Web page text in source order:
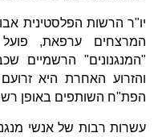
יו"ר הרשות הפלסטינית
המרצחים ערפאת,
"המנגנונים" הרשמיים
והזרוע האחרת היא
הפת"ח השותפים באופן
עשרות רבות של אנשי